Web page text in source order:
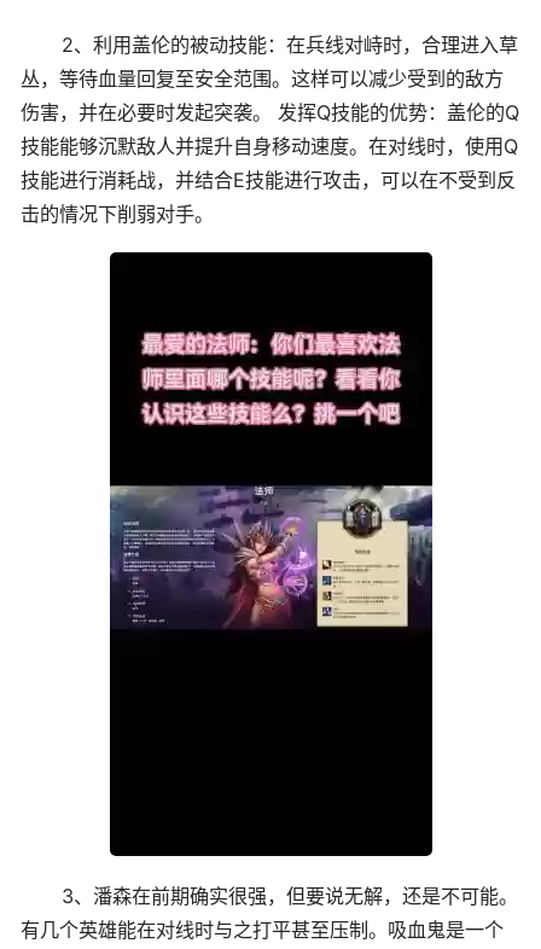
2、利用盖伦的被动技能：在兵线对峙时，合理进入草
丛，等待血量回复至安全范围。这样可以减少受到的敌方
伤害，并在必要时发起突袭。 发挥Q技能的优势：盖伦的Q
技能能够沉默敌人并提升自身移动速度。在对线时，使用Q
技能进行消耗战，并结合E技能进行攻击，可以在不受到反
击的情况下削弱对手。
3、潘森在前期确实很强，但要说无解，还是不可能。
有几个英雄能在对线时与之打平甚至压制。吸血鬼是一个